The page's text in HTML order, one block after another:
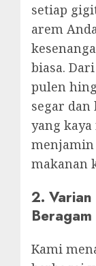
setiap
arem
biasa.
pulen
segar dan
yang
makanan
2. Varian
Beragam
Kami